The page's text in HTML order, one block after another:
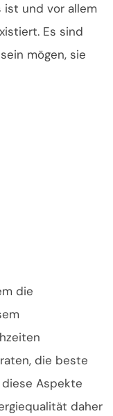
ist und vor allem
Es sind
mögen, sie
die
die beste
Aspekte
daher